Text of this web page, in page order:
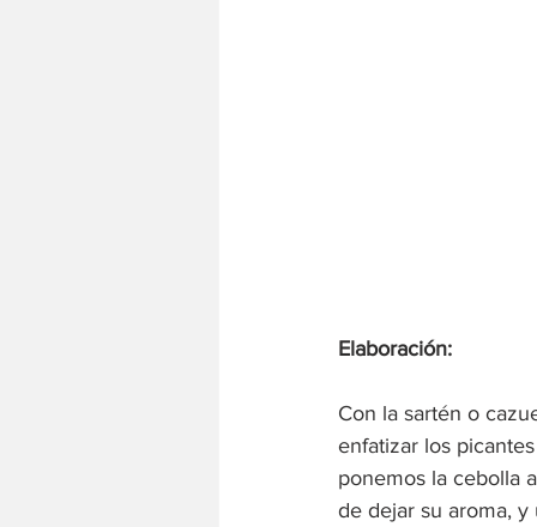
Elaboración:
Con la sartén o
enfatizar los
ponemos la cebolla
de dejar su aroma,